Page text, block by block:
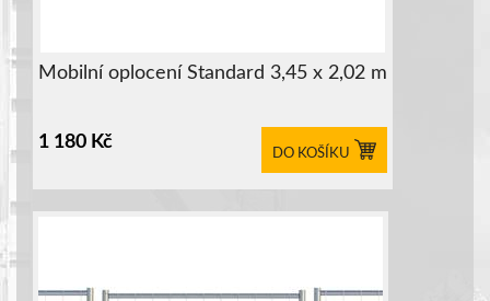
Mobilní oplocení Standard 3,45 x 2,02 m
1 180 Kč
DO KOŠÍKU